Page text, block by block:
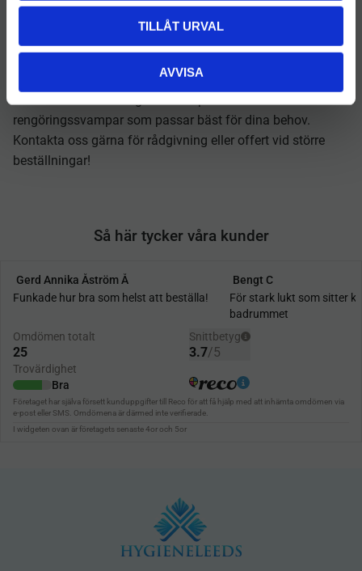
TILLÅT URVAL
AVVISA
Borttagning av svåra fläckar från väggar, golv och möbler
Professionell städservice, hotell och restauranger
rengöringssvampar som passar bäst för dina behov.
Kontakta oss gärna för rådgivning eller offert vid större
beställningar!
Så här tycker våra kunder